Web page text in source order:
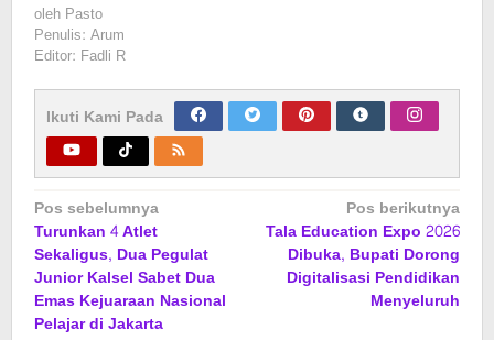
oleh Pasto
Penulis: Arum
Editor: Fadli R
Ikuti Kami Pada
Navigasi
pos
Pos sebelumnya
Turunkan 4 Atlet
Sekaligus, Dua Pegulat
Junior Kalsel Sabet Dua
Emas Kejuaraan Nasional
Pelajar di Jakarta
Pos berikutnya
Tala Education Expo 2026
Dibuka, Bupati Dorong
Digitalisasi Pendidikan
Menyeluruh